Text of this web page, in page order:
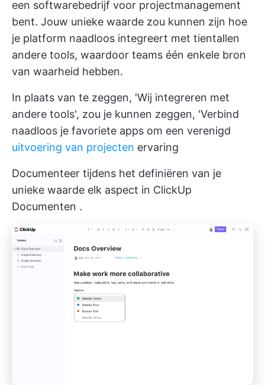
een softwarebedrijf voor projectmanagement
bent. Jouw unieke waarde zou kunnen zijn hoe
je platform naadloos integreert met tientallen
andere tools, waardoor teams één enkele bron
van waarheid hebben.
In plaats van te zeggen, 'Wij integreren met
andere tools', zou je kunnen zeggen, 'Verbind
naadloos je favoriete apps om een verenigd
uitvoering van projecten ervaring
Documenteer tijdens het definiëren van je
unieke waarde elk aspect in ClickUp
Documenten .